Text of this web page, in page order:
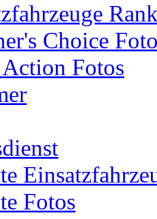
Choice
Fotos
Fotos